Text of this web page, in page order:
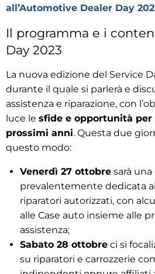
all’Automotive Dealer Day
Il programma e i
Day 2023
La nuova edizione del Service
durante il quale si parlerà e
assistenza e riparazione, con
luce le sfide e opportunità
prossimi anni. Questa due
questo modo:
Venerdì 27 ottobre sarà
prevalentemente dedicata
riparatori autorizzati, con
alle Case auto insieme alle
assistenza;
Sabato 28 ottobre ci si
su riparatori e carrozzerie